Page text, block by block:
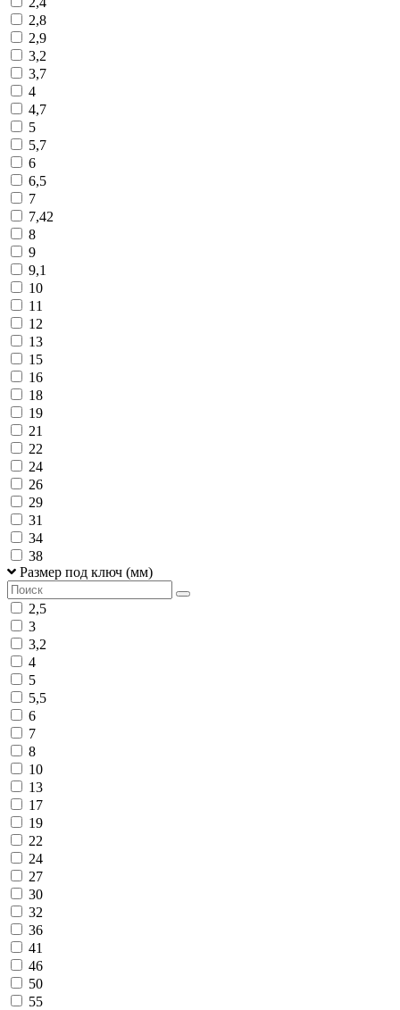
2,8
2,9
3,2
3,7
4
4,7
5
5,7
6
6,5
7
7,42
8
9
9,1
10
11
12
13
15
16
18
19
21
22
24
26
29
31
34
38
Размер под ключ (мм)
2,5
3
3,2
4
5
5,5
6
7
8
10
13
17
19
22
24
27
30
32
36
41
46
50
55